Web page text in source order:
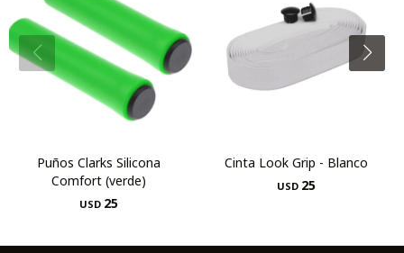
Puños Clarks Silicona
Comfort (verde)
USD 25
Cinta Look Grip - Blanco
USD 25